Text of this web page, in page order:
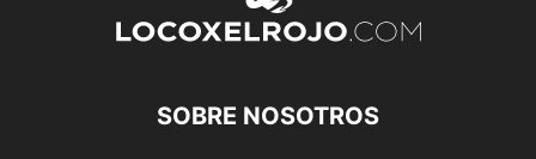
SOBRE NOSOTROS